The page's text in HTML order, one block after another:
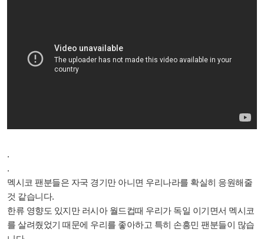
.
.
멕시코 팬분들은 자국 경기만 아니면 우리나라를 확실히 응원해줄
것 같습니다.
한류 영향도 있지만 러시아 월드컵때 우리가 독일 이기면서 멕시코
를 살려줬었기 때문에 우리를 좋아하고 특히 손흥민 팬분들이 많습